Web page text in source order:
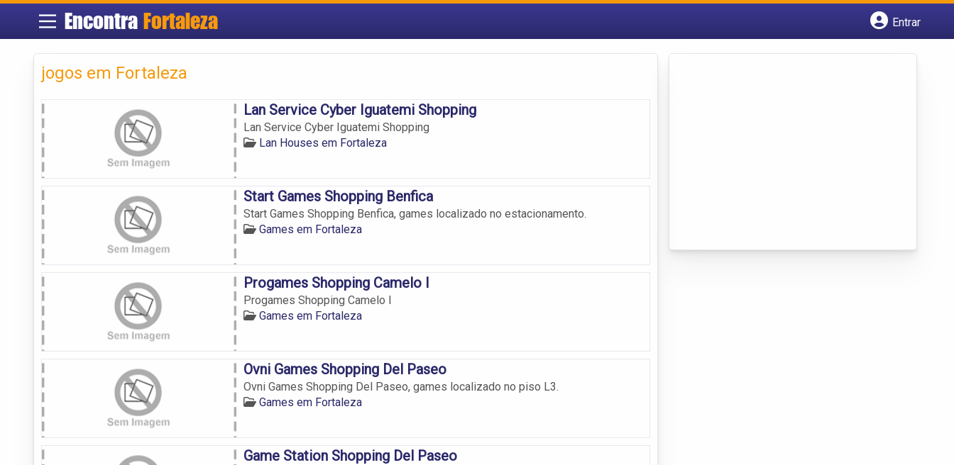
Encontra Fortaleza
Entrar
jogos em Fortaleza
Lan Service Cyber Iguatemi Shopping
Lan Service Cyber Iguatemi Shopping
Lan Houses em Fortaleza
Start Games Shopping Benfica
Start Games Shopping Benfica, games localizado no estacionamento.
Games em Fortaleza
Progames Shopping Camelo I
Progames Shopping Camelo I
Games em Fortaleza
Ovni Games Shopping Del Paseo
Ovni Games Shopping Del Paseo, games localizado no piso L3.
Games em Fortaleza
Game Station Shopping Del Paseo